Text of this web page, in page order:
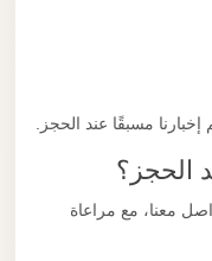
مسبقًا عند الحجز.
معنا، مع مراعاة